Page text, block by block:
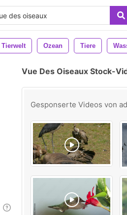
Tierwelt Ozean Tiere
Vue Des Oiseaux Stock-
Gesponserte Videos von